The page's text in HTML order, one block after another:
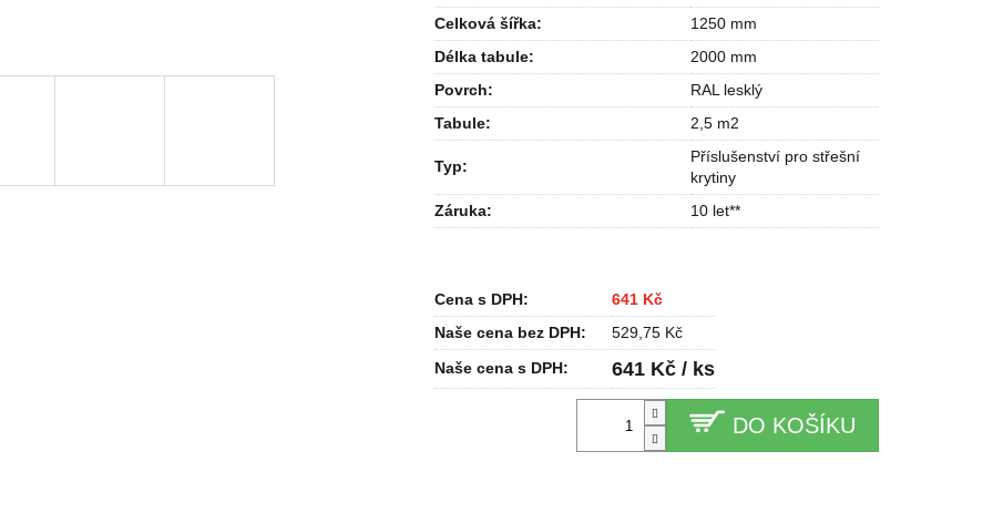
DO KOŠÍKU
Celková šířka:
1250 mm
Délka tabule:
2000 mm
Povrch:
RAL lesklý
Tabule: 2,5 m2
Typ:
Příslušenství pro střešní
krytiny
Záruka: 10 let**
Cena s DPH:
641 Kč
Naše cena bez DPH:
529,75 Kč
Naše cena s DPH:
641 Kč / ks